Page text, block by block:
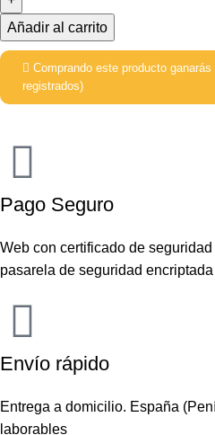
Añadir al carrito
Comprando este producto ganarás
registrados)
Pago Seguro
Web con certificado de
pasarela de seguridad encriptada
Envío rápido
Entrega a domicilio. España
laborables